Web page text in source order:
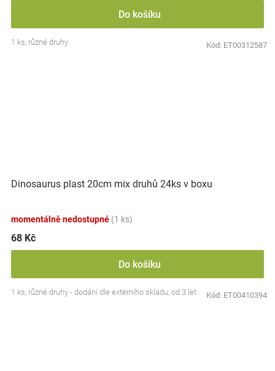
Do košíku
1 ks, různé druhy Kód: ET00312587
Dinosaurus plast 20cm mix druhů 24ks v boxu
momentálně nedostupné (1 ks)
68 Kč
Do košíku
1 ks, různé druhy - dodání dle externího skladu, od 3 let Kód: ET00410394